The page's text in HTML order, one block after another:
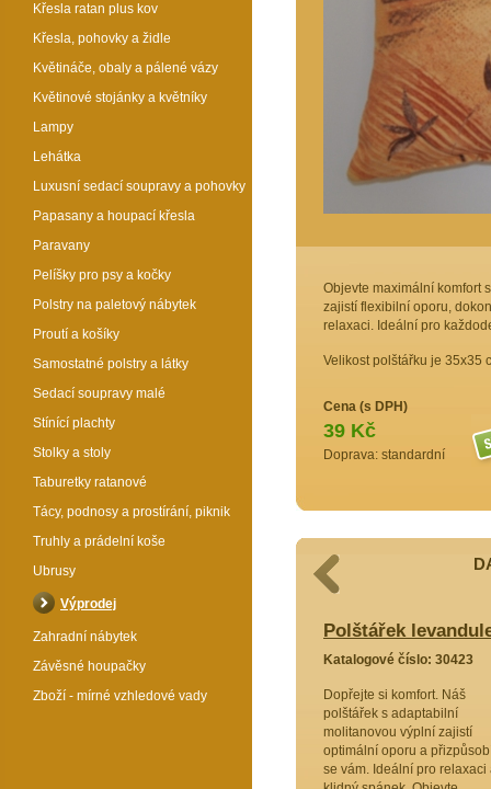
Objevte maximální komfort
zajistí flexibilní oporu,
relaxaci. Ideální pro
Velikost polštářku je 35x35
Cena (s DPH)
39 Kč
Doprava: standardní
Polštářek
Katalogové číslo: 30423
Dopřejte si komfort. Náš
polštářek s adaptabilní
molitanovou výplní zajistí
optimální oporu a
se vám. Ideální pro relaxaci
Křesla ratan plus kov
Křesla, pohovky a židle
Květináče, obaly a pálené vázy
Květinové stojánky a květníky
Lampy
Lehátka
Luxusní sedací soupravy a pohovky
Papasany a houpací křesla
Paravany
Pelíšky pro psy a kočky
Polstry na paletový nábytek
Proutí a košíky
Samostatné polstry a látky
Sedací soupravy malé
Stínící plachty
Stolky a stoly
Taburetky ratanové
Tácy, podnosy a prostírání, piknik
Truhly a prádelní koše
Ubrusy
Výprodej
Zahradní nábytek
Závěsné houpačky
Zboží - mírné vzhledové vady